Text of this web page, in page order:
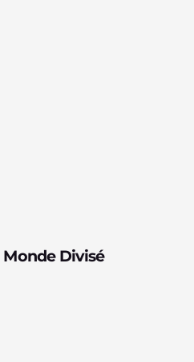
Monde Divisé